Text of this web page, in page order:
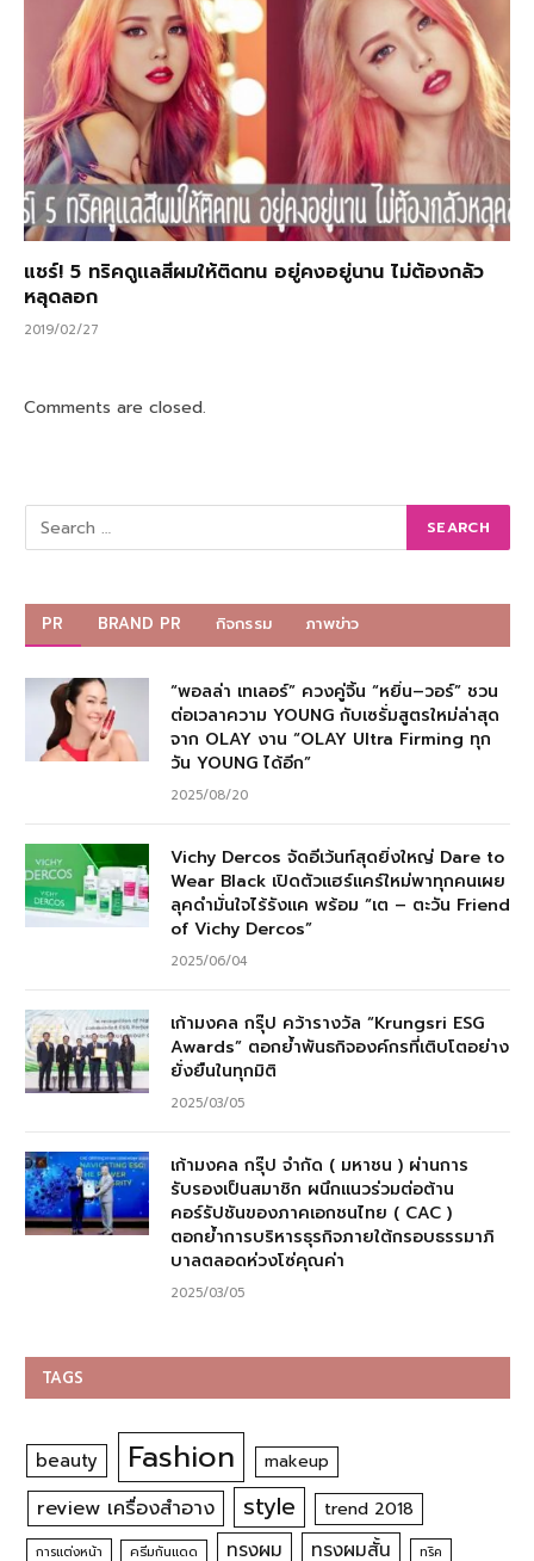
แชร์! 5 ทริคดูเเลสีผมให้ติดทน อยู่คงอยู่นาน ไม่ต้องกลัว
หลุดลอก
2019/02/27
Comments are closed.
PR BRAND PR กิจกรรม ภาพข่าว
“พอลล่า เทเลอร์” ควงคู่จิ้น “หยิ่น–วอร์” ชวน
ต่อเวลาความ YOUNG กับเซรั่มสูตรใหม่ล่าสุด
จาก OLAY งาน “OLAY Ultra Firming ทุก
วัน YOUNG ได้อีก”
2025/08/20
Vichy Dercos จัดอีเว้นท์สุดยิ่งใหญ่ Dare to
Wear Black เปิดตัวแฮร์แคร์ใหม่พาทุกคนเผย
ลุคดำมั่นใจไร้รังแค พร้อม “เต – ตะวัน Friend
of Vichy Dercos”
2025/06/04
เก้ามงคล กรุ๊ป คว้ารางวัล “Krungsri ESG
Awards” ตอกย้ำพันธกิจองค์กรที่เติบโตอย่าง
ยั่งยืนในทุกมิติ
2025/03/05
เก้ามงคล กรุ๊ป จำกัด ( มหาชน ) ผ่านการ
รับรองเป็นสมาชิก ผนึกแนวร่วมต่อต้าน
คอร์รัปชันของภาคเอกชนไทย ( CAC )
ตอกย้ำการบริหารธุรกิจภายใต้กรอบธรรมาภิ
บาลตลอดห่วงโซ่คุณค่า
2025/03/05
TAGS
beauty Fashion makeup
review เครื่องสำอาง style trend 2018
การแต่งหน้า ครีมกันแดด ทรงผม ทรงผมสั้น ทริค